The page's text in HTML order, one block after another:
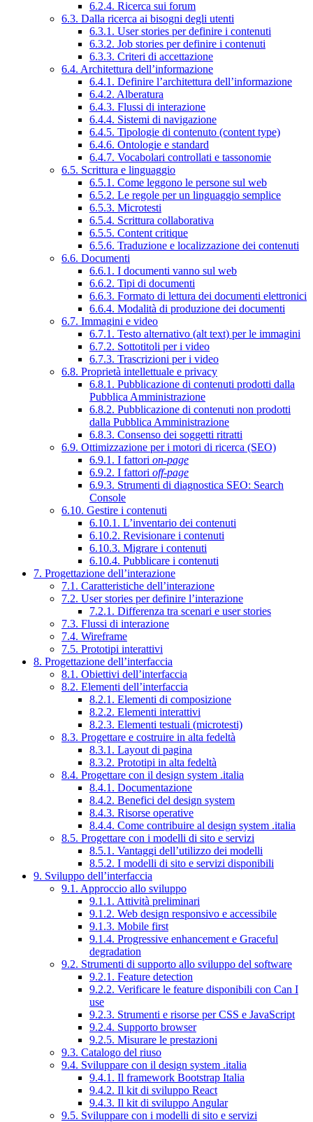
6.2.4. Ricerca sui forum
6.3. Dalla ricerca ai bisogni degli utenti
6.3.1. User stories per definire i contenuti
6.3.2. Job stories per definire i contenuti
6.3.3. Criteri di accettazione
6.4. Architettura dell’informazione
6.4.1. Definire l’architettura dell’informazione
6.4.2. Alberatura
6.4.3. Flussi di interazione
6.4.4. Sistemi di navigazione
6.4.5. Tipologie di contenuto (content type)
6.4.6. Ontologie e standard
6.4.7. Vocabolari controllati e tassonomie
6.5. Scrittura e linguaggio
6.5.1. Come leggono le persone sul web
6.5.2. Le regole per un linguaggio semplice
6.5.3. Microtesti
6.5.4. Scrittura collaborativa
6.5.5. Content critique
6.5.6. Traduzione e localizzazione dei contenuti
6.6. Documenti
6.6.1. I documenti vanno sul web
6.6.2. Tipi di documenti
6.6.3. Formato di lettura dei documenti elettronici
6.6.4. Modalità di produzione dei documenti
6.7. Immagini e video
6.7.1. Testo alternativo (alt text) per le immagini
6.7.2. Sottotitoli per i video
6.7.3. Trascrizioni per i video
6.8. Proprietà intellettuale e privacy
6.8.1. Pubblicazione di contenuti prodotti dalla
Pubblica Amministrazione
6.8.2. Pubblicazione di contenuti non prodotti
dalla Pubblica Amministrazione
6.8.3. Consenso dei soggetti ritratti
6.9. Ottimizzazione per i motori di ricerca (SEO)
6.9.1. I fattori on-page
6.9.2. I fattori off-page
6.9.3. Strumenti di diagnostica SEO: Search
Console
6.10. Gestire i contenuti
6.10.1. L’inventario dei contenuti
6.10.2. Revisionare i contenuti
6.10.3. Migrare i contenuti
6.10.4. Pubblicare i contenuti
7. Progettazione dell’interazione
7.1. Caratteristiche dell’interazione
7.2. User stories per definire l’interazione
7.2.1. Differenza tra scenari e user stories
7.3. Flussi di interazione
7.4. Wireframe
7.5. Prototipi interattivi
8. Progettazione dell’interfaccia
8.1. Obiettivi dell’interfaccia
8.2. Elementi dell’interfaccia
8.2.1. Elementi di composizione
8.2.2. Elementi interattivi
8.2.3. Elementi testuali (microtesti)
8.3. Progettare e costruire in alta fedeltà
8.3.1. Layout di pagina
8.3.2. Prototipi in alta fedeltà
8.4. Progettare con il design system .italia
8.4.1. Documentazione
8.4.2. Benefici del design system
8.4.3. Risorse operative
8.4.4. Come contribuire al design system .italia
8.5. Progettare con i modelli di sito e servizi
8.5.1. Vantaggi dell’utilizzo dei modelli
8.5.2. I modelli di sito e servizi disponibili
9. Sviluppo dell’interfaccia
9.1. Approccio allo sviluppo
9.1.1. Attività preliminari
9.1.2. Web design responsivo e accessibile
9.1.3. Mobile first
9.1.4. Progressive enhancement e Graceful
degradation
9.2. Strumenti di supporto allo sviluppo del software
9.2.1. Feature detection
9.2.2. Verificare le feature disponibili con Can I
use
9.2.3. Strumenti e risorse per CSS e JavaScript
9.2.4. Supporto browser
9.2.5. Misurare le prestazioni
9.3. Catalogo del riuso
9.4. Sviluppare con il design system .italia
9.4.1. Il framework Bootstrap Italia
9.4.2. Il kit di sviluppo React
9.4.3. Il kit di sviluppo Angular
9.5. Sviluppare con i modelli di sito e servizi